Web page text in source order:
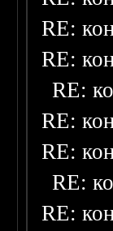
RE:
RE:
RE:
RE:
RE:
RE:
RE: